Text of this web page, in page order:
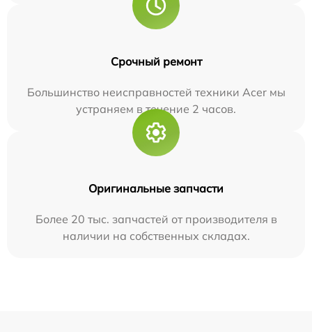
Срочный ремонт
Большинство неисправностей техники Acer мы
устраняем в течение 2 часов.
Оригинальные запчасти
Более 20 тыс. запчастей от производителя в
наличии на собственных складах.